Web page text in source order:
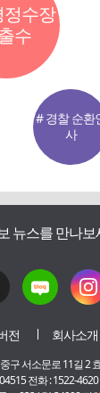
수장
수
# 경찰 순환
사
뉴스를 만나보
전 회사소개
구 서소문로 11길 2
전화 : 1522-4620